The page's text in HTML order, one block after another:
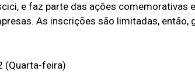
e faz parte das ações comemorativas
As inscrições são limitadas, então,
(Quarta-feira)